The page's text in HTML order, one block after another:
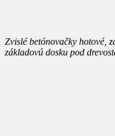
Zvislé betónovačky hotové,
základovú dosku pod